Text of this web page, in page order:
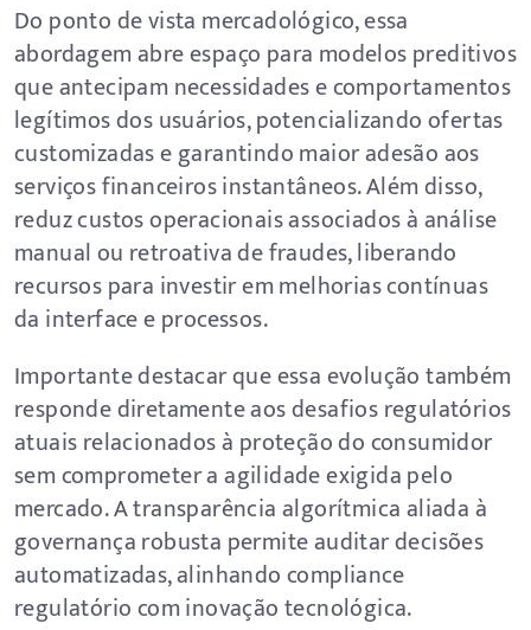
Do ponto de vista mercadológico, essa
abordagem abre espaço para modelos preditivos
que antecipam necessidades e comportamentos
legítimos dos usuários, potencializando ofertas
customizadas e garantindo maior adesão aos
serviços financeiros instantâneos. Além disso,
reduz custos operacionais associados à análise
manual ou retroativa de fraudes, liberando
recursos para investir em melhorias contínuas
da interface e processos.
Importante destacar que essa evolução também
responde diretamente aos desafios regulatórios
atuais relacionados à proteção do consumidor
sem comprometer a agilidade exigida pelo
mercado. A transparência algorítmica aliada à
governança robusta permite auditar decisões
automatizadas, alinhando compliance
regulatório com inovação tecnológica.